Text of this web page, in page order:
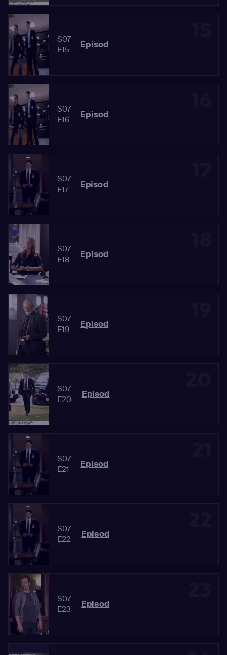
S07
E15
Episod
S07
E16
Episod
S07
E17
Episod
S07
E18
Episod
S07
E19
Episod
S07
E20
Episod
S07
E21
Episod
S07
E22
Episod
S07
E23
Episod